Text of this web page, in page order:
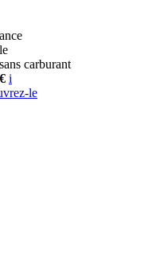
carburant
i
le